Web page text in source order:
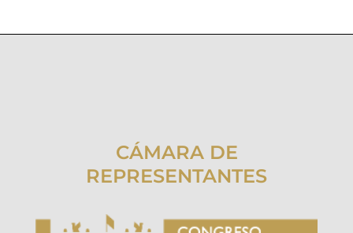
CÁMARA DE
REPRESENTANTES